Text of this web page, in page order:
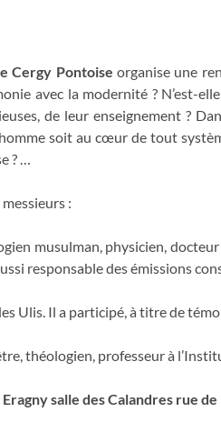
Cergy Pontoise organise une
avec la modernité ? N’est-
de leur enseignement ?
soit au cœur de tout
? …
:
musulman, physicien,
responsable des émissions
Ulis. Il a participé, à titre de
théologien, professeur à
salle des Calandres rue